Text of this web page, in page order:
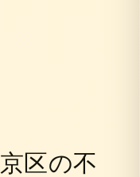
区の不